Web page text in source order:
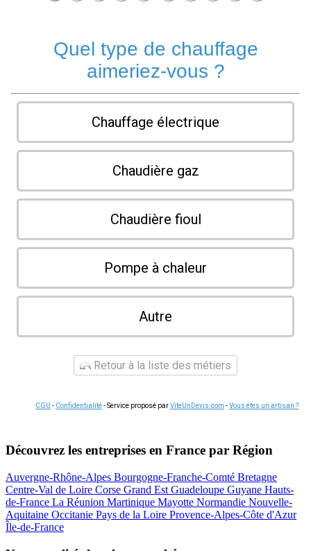
Quel type de chauffage
aimeriez-vous ?
Chauffage électrique
Chaudière gaz
Chaudière fioul
Pompe à chaleur
Autre
Retour à la liste des métiers
CGU - Confidentialité- Service proposé parViteUnDevis.com -Vous êtes un artisan ?
Découvrez les entreprises en France par Région
Auvergne-Rhône-Alpes Bourgogne-Franche-Comté Bretagne
Centre-Val de Loire Corse Grand Est Guadeloupe Guyane Hauts-
de-France La Réunion Martinique Mayotte Normandie Nouvelle-
Aquitaine Occitanie Pays de la Loire Provence-Alpes-Côte d'Azur
Île-de-France